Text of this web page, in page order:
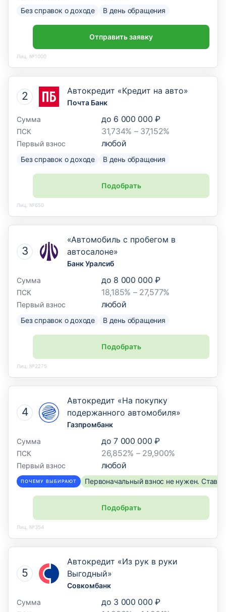
Без справок о доходе В день обращения
Отправить заявку
Лиц. №1000
Автокредит «Кредит на авто»
Почта Банк
Сумма
до 6 000 000 ₽
ПСК 31,734% – 37,152%
Первый взнос любой
Без справок о доходе В день обращения
Подобрать
Лиц. №650
«Автомобиль с пробегом в
автосалоне»
Банк Уралсиб
Сумма
до 8 000 000 ₽
ПСК 18,185% – 27,577%
Первый взнос любой
Без справок о доходе В день обращения
Подобрать
Лиц. №2275
Автокредит «На покупку
подержанного автомобиля»
Газпромбанк
Сумма
до 7 000 000 ₽
ПСК 26,852% – 29,900%
Первый взнос любой
ПОЧЕМУ ВЫБИРАЮТ Первоначальный взнос не нужен.
Подобрать
Лиц. №354
Автокредит «Из рук в руки
Выгодный»
Совкомбанк
Сумма
до 3 000 000 ₽